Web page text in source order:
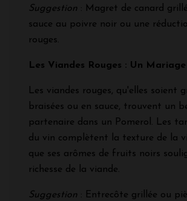
Suggestion : Magret de canard
sauce au poivre noir ou une
rouges.
Les Viandes Rouges : Un
Les viandes rouges, qu'elles soient
braisées ou en sauce, trouvent un
partenaire dans un Pomerol. Les
du vin complètent la texture de la
que ses arômes de fruits noirs
richesse de la viande.
Suggestion : Entrecôte grillée ou